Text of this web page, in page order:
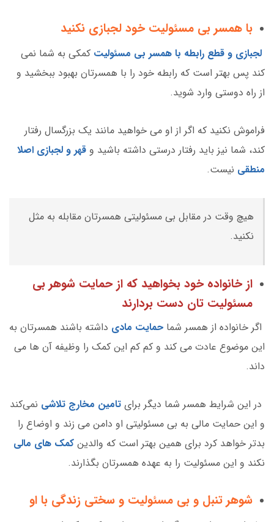
با همسر بی مسئولیت خود لجبازی نکنید
لجبازی و قطع رابطه با همسر بی مسئولیت کمکی به شما نمی
کند پس بهتر است که رابطه خود را با همسرتان بهبود ببخشید و
از راه دوستی وارد شوید.
فراموش نکنید که اگر از او می خواهید مانند یک بزرگسال رفتار
کند، شما نیز باید رفتار درستی داشته باشید و قهر و لجبازی اصلا
منطقی نیست.
هیچ وقت در مقابل بی مسئولیتی همسرتان مقابله به مثل
نکنید.
از خانواده خود بخواهید که از حمایت شوهر بی
مسئولیت تان دست بردارند
اگر خانواده از همسر شما حمایت مادی داشته باشند همسرتان به
این موضوع عادت می کند و کم کم این کمک را وظیفه آن ها می
داند.
در این شرایط همسر شما دیگر برای تامین مخارج تلاشی نمی‌کند
و این حمایت مالی به بی مسئولیتی او دامن می زند و اوضاع را
بدتر خواهد کرد برای همین بهتر است که والدین کمک های مالی
نکند و این مسئولیت را به عهده همسرتان بگذارند.
شوهر تنبل و بی مسئولیت و سختی زندگی با او